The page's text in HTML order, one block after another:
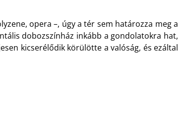
opera –, úgy a tér sem határozza meg a
dobozszínház inkább a gondolatokra hat,
kicserélődik körülötte a valóság, és ezáltal